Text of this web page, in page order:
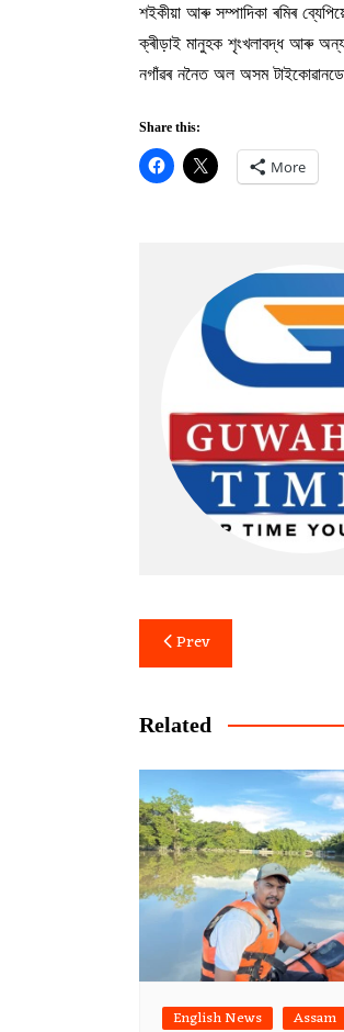
শইকীয়া আৰু সম্পাদিকা ৰমিৰ
ক্ৰীড়াই মানুহক শৃংখলাবদ্ধ আৰু
নগাঁৱৰ ননৈত অল অসম
Share this:
More
Post
navigation
Prev
Related
English News Assam